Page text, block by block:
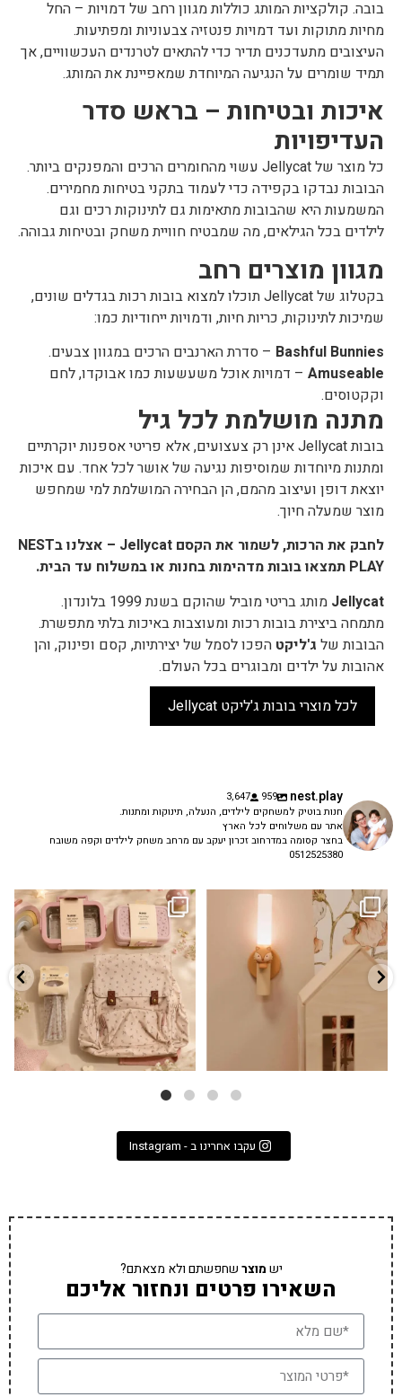
בובה. קולקציות המותג כוללות מגוון רחב של דמויות – החל
מחיות מתוקות ועד דמויות פנטזיה צבעוניות ומפתיעות.
העיצובים מתעדכנים תדיר כדי להתאים לטרנדים העכשוויים, אך
תמיד שומרים על הנגיעה המיוחדת שמאפיינת את המותג.
איכות ובטיחות – בראש סדר
העדיפויות
כל מוצר של Jellycat עשוי מהחומרים הרכים והמפנקים ביותר.
הבובות נבדקו בקפידה כדי לעמוד בתקני בטיחות מחמירים.
המשמעות היא שהבובות מתאימות גם לתינוקות רכים וגם
לילדים בכל הגילאים, מה שמבטיח חוויית משחק ובטיחות גבוהה.
מגוון מוצרים רחב
בקטלוג של Jellycat תוכלו למצוא בובות רכות בגדלים שונים,
שמיכות לתינוקות, כריות חיות, ודמויות ייחודיות כמו:
Bashful Bunnies – סדרת הארנבים הרכים במגוון צבעים.
Amuseable – דמויות אוכל משעשעות כמו אבוקדו, לחם
וקקטוסים.
מתנה מושלמת לכל גיל
בובות Jellycat אינן רק צעצועים, אלא פריטי אספנות יוקרתיים
ומתנות מיוחדות שמוסיפות נגיעה של אושר לכל אחד. עם איכות
יוצאת דופן ועיצוב מהמם, הן הבחירה המושלמת למי שמחפש
מוצר שמעלה חיוך.
לחבק את הרכות, לשמור את הקסם Jellycat – אצלנו בNEST
PLAY תמצאו בובות מדהימות בחנות או במשלוח עד הבית.
Jellycat
מותג בריטי מוביל שהוקם בשנת 1999 בלונדון.
מתמחה ביצירת בובות רכות ומעוצבות באיכות בלתי מתפשרת.
הבובות של ג'ליקט הפכו לסמל של יצירתיות, קסם ופינוק, והן
אהובות על ילדים ומבוגרים בכל העולם.
לכל מוצרי בובות ג'ליקט Jellycat
nest.play
959
3,647
חנות בוטיק למשחקים לילדים, הנעלה, תינוקות ומתנות.
אתר עם משלוחים לכל הארץ
בחצר קסומה במדרחוב זכרון יעקב עם מרחב משחק לילדים וקפה משובח
0512525380
✨ חוזרים למסגרת בסטייל! ✨
הקולקציה החדשה...
9 4
גם פריט עיצובי לחדר, גם מנורת לילה
...
3 0
עקבו אחרינו ב - Instagram
ישמוצרשחפשתם ולא מצאתם?
השאירו פרטים ונחזור אליכם